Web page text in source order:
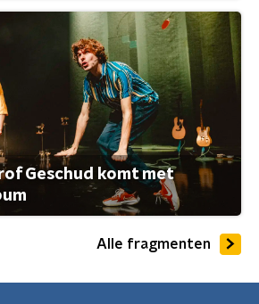
Geschud komt met
Alle fragmenten